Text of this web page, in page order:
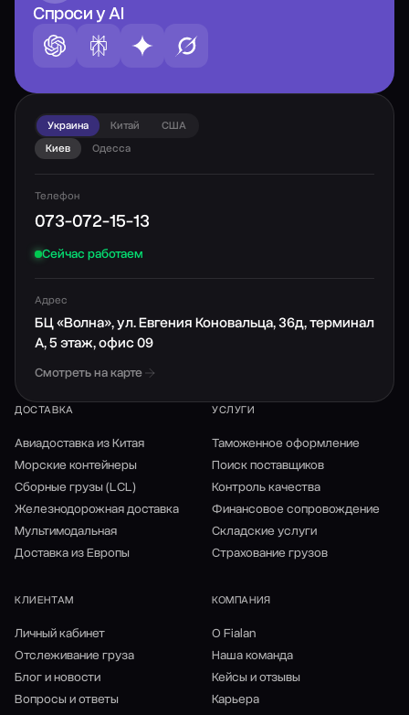
Спроси у AI
Украина Китай
США
Киев
Одесса
Телефон
073-072-15-13
Сейчас работаем
Адрес
БЦ «Волна», ул. Евгения Коновальца, 36д, терминал
А, 5 этаж, офис 09
Смотреть на карте
ДОСТАВКА
Авиадоставка из Китая
Морские контейнеры
Сборные грузы (LCL)
Железнодорожная доставка
Мультимодальная
Доставка из Европы
УСЛУГИ
Таможенное оформление
Поиск поставщиков
Контроль качества
Финансовое сопровождение
Складские услуги
Страхование грузов
КЛИЕНТАМ
Личный кабинет
Отслеживание груза
Блог и новости
Вопросы и ответы
КОМПАНИЯ
О Fialan
Наша команда
Кейсы и отзывы
Карьера